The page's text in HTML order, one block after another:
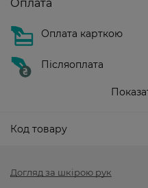
Оплата
Оплата карткою
Післяоплата
Код товару
Догляд за шкірою рук